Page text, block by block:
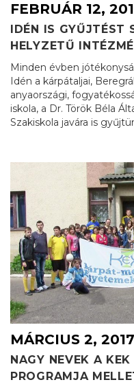
FEBRUÁR 12,
IDÉN IS GYŰJTÉST
HELYZETŰ
Minden évben
Idén a kárpátaljai,
anyaországi,
iskola, a Dr. Török Béla
Szakiskola javára is
MÁRCIUS 2, 2017
NAGY NEVEK A
PROGRAMJA